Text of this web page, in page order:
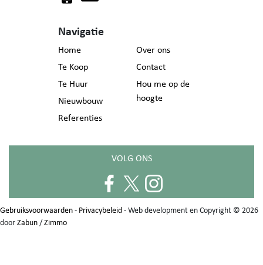
Navigatie
Home
Te Koop
Te Huur
Nieuwbouw
Referenties
Over ons
Contact
Hou me op de
hoogte
VOLG ONS
Gebruiksvoorwaarden- Privacybeleid- Web development en Copyright © 2026
doorZabun/Zimmo